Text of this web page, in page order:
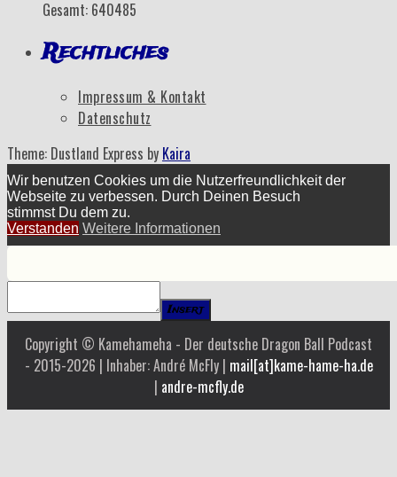
Gesamt: 640485
Rechtliches
Impressum & Kontakt
Datenschutz
Theme: Dustland Express by Kaira
Wir benutzen Cookies um die Nutzerfreundlichkeit der
Webseite zu verbessen. Durch Deinen Besuch
stimmst Du dem zu.
Verstanden Weitere Informationen
Insert
Copyright © Kamehameha - Der deutsche Dragon Ball Podcast
- 2015-2026 | Inhaber: André McFly | mail[at]kame-hame-ha.de
| andre-mcfly.de